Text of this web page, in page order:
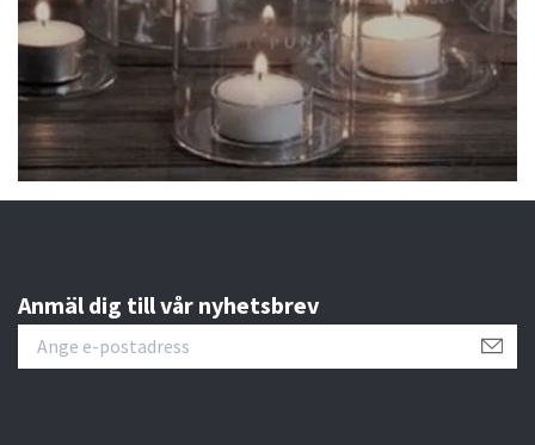
Anmäl dig till vår nyhetsbrev